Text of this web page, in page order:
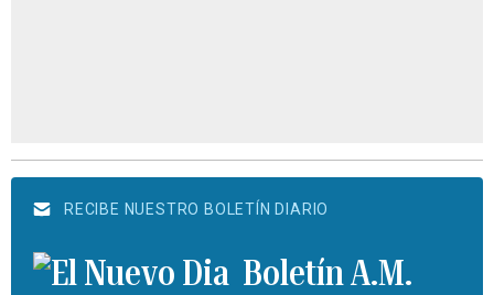
RECIBE NUESTRO BOLETÍN DIARIO
Boletín A.M.